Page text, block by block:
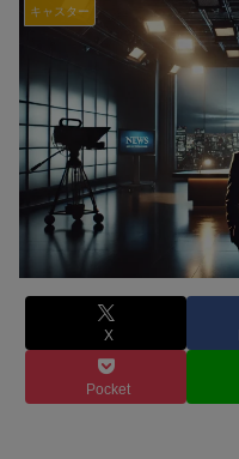
キャスター
X
Pocket